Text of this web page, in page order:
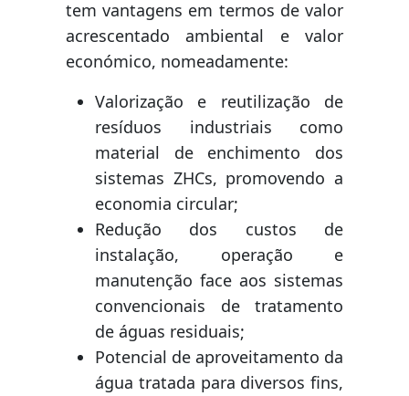
tem vantagens em termos de valor
acrescentado ambiental e valor
económico, nomeadamente:
Valorização e reutilização de
resíduos industriais como
material de enchimento dos
sistemas ZHCs, promovendo a
economia circular;
Redução dos custos de
instalação, operação e
manutenção face aos sistemas
convencionais de tratamento
de águas residuais;
Potencial de aproveitamento da
água tratada para diversos fins,